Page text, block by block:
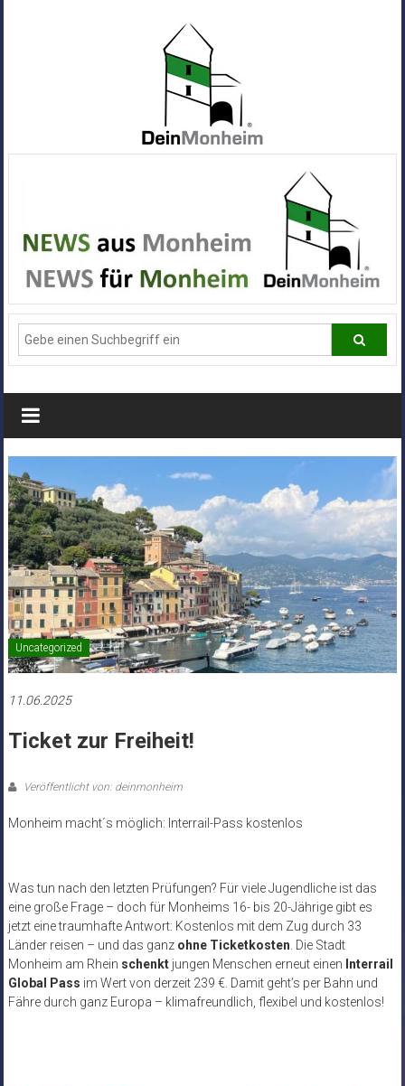
Alle
News
aus
Deiner
Stadt
Monheim
Uncategorized
11.06.2025
Ticket zur Freiheit!
Veröffentlicht von: deinmonheim
Monheim macht´s möglich: Interrail-Pass kostenlos
Was tun nach den letzten Prüfungen? Für viele Jugendliche ist das
eine große Frage – doch für Monheims 16- bis 20-Jährige gibt es
jetzt eine traumhafte Antwort: Kostenlos mit dem Zug durch 33
Länder reisen – und das ganz ohne Ticketkosten. Die Stadt
Monheim am Rhein schenktjungen Menschen erneut einen Interrail
Global Pass im Wert von derzeit 239 €. Damit geht’s per Bahn und
Fähre durch ganz Europa – klimafreundlich, flexibel und kostenlos!